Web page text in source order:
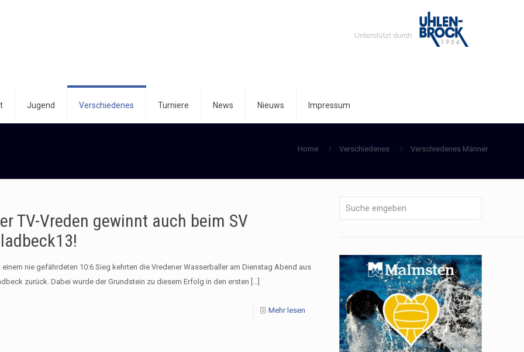
Jugend Verschiedenes Turniere News Nieuws Impressum
Home Verschiedenes Verschiedenes Männer
TV-Vreden gewinnt auch beim SV
einem nie gefährdeten 10:6 Sieg kehrten die Vredener Wasserballer am Dienstag Abend aus
zurück. Dabei wurde der Grundstein zu diesem Erfolg in den ersten […]
Mehr lesen